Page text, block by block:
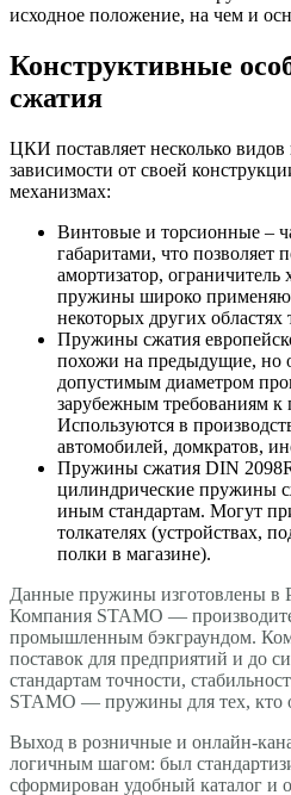
исходное положение, на чем и
Конструктивные
сжатия
ЦКИ поставляет несколько
зависимости от своей
механизмах:
Винтовые и торсионные –
габаритами, что позволяет
амортизатор,
пружины широко
некоторых других
Пружины сжатия
похожи на предыдущие, но
допустимым диаметром
зарубежным требованиям к
Используются в
автомобилей, домкратов,
Пружины сжатия DIN
цилиндрические пружины
иным стандартам. Могут
толкателях (устройствах,
полки в магазине).
Данные пружины изготовлены в
Компания STAMO —
промышленным бэкграундом.
поставок для предприятий и до
стандартам точности,
STAMO — пружины для тех, кто
Выход в розничные и онлайн-
логичным шагом: был
сформирован удобный каталог и